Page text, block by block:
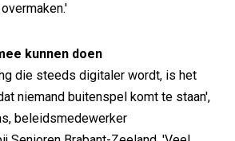
kunnen doen
die steeds digitaler wordt, is het
niemand buitenspel komt te staan',
beleidsmedewerker